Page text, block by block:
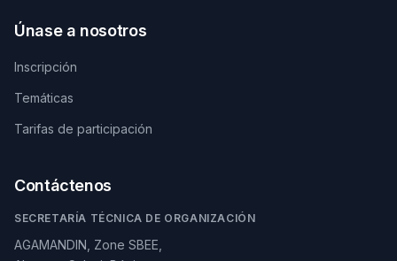
Únase a nosotros
Inscripción
Temáticas
Tarifas de participación
Contáctenos
SECRETARÍA TÉCNICA DE ORGANIZACIÓN
AGAMANDIN, Zone SBEE,